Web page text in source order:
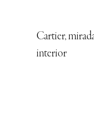
Cartier,
interior